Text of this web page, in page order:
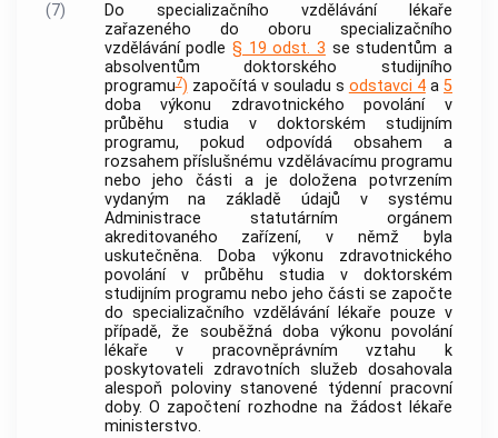
(7)
Do specializačního vzdělávánílékaře
zařazeného do oboru specializačního
vzdělávánípodle § 19 odst. 3 se studentům a
absolventům doktorského studijního
programu7) započítá v souladu s odstavci 4a 5
doba výkonu zdravotnického povolánív
průběhu studia v doktorském studijním
programu, pokud odpovídá obsahem a
rozsahem příslušnému vzdělávacímu programu
nebo jeho části a je doložena potvrzením
vydaným na základě údajů v systému
Administrace statutárním orgánem
akreditovaného zařízení, v němž byla
uskutečněna. Doba výkonu zdravotnického
povolánív průběhu studia v doktorském
studijním programu nebo jeho části se započte
do specializačního vzdělávánílékaře pouze v
případě, že souběžná doba výkonu povolání
lékaře v pracovněprávním vztahu k
poskytovateli zdravotních služeb dosahovala
alespoň poloviny stanovené týdenní pracovní
doby. O započtení rozhodne na žádost lékaře
ministerstvo.